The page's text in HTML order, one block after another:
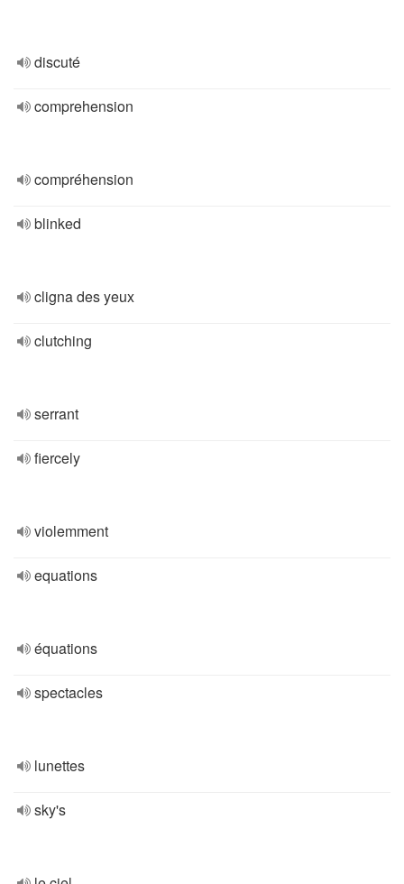
discuté
comprehension
compréhension
blinked
cligna des yeux
clutching
serrant
fiercely
violemment
equations
équations
spectacles
lunettes
sky's